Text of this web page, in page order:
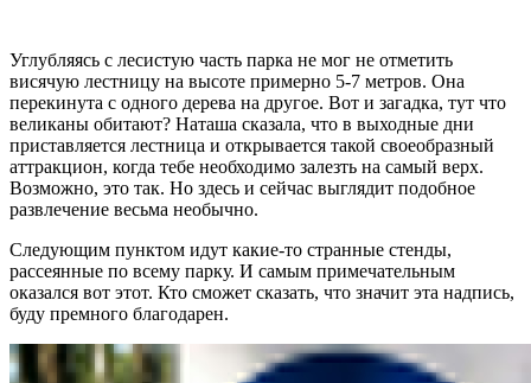
Углубляясь с лесистую часть парка не мог не отметить
висячую лестницу на высоте примерно 5-7 метров. Она
перекинута с одного дерева на другое. Вот и загадка, тут что
великаны обитают? Наташа сказала, что в выходные дни
приставляется лестница и открывается такой своеобразный
аттракцион, когда тебе необходимо залезть на самый верх.
Возможно, это так. Но здесь и сейчас выглядит подобное
развлечение весьма необычно.
Следующим пунктом идут какие-то странные стенды,
рассеянные по всему парку. И самым примечательным
оказался вот этот. Кто сможет сказать, что значит эта надпись,
буду премного благодарен.